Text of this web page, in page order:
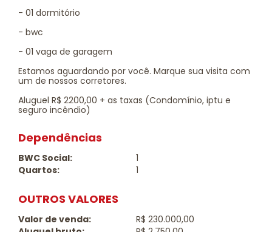
- 01 dormitório
- bwc
- 01 vaga de garagem
Estamos aguardando por você. Marque sua visita com
um de nossos corretores.
Aluguel R$ 2200,00 + as taxas (Condomínio, iptu e
seguro incêndio)
Dependências
BWC Social:
1
Quartos:
1
OUTROS VALORES
Valor de venda:
R$ 230.000,00